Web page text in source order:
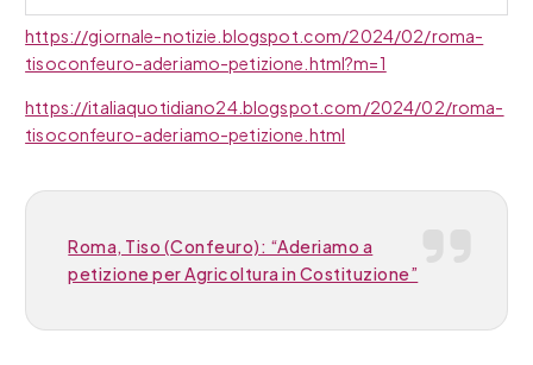
https://giornale-notizie.blogspot.com/2024/02/roma-
tisoconfeuro-aderiamo-petizione.html?m=1
https://italiaquotidiano24.blogspot.com/2024/02/roma-
tisoconfeuro-aderiamo-petizione.html
Roma, Tiso (Confeuro): “Aderiamo a
petizione per Agricoltura in Costituzione”